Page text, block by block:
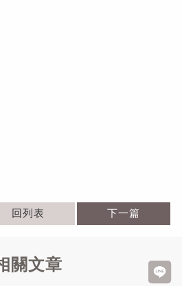
回列表 下一篇